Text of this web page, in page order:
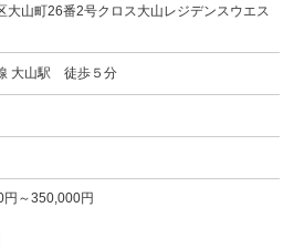
大山町26番2号クロス大山レジデンスウエス
大山駅 徒歩５分
円～350,000円